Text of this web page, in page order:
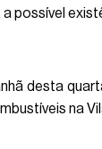
possível
desta
na